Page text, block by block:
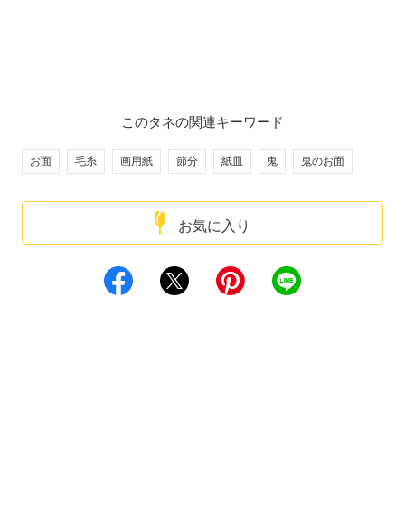
お気に入り
このタネの関連キーワード
お面 毛糸 画用紙 節分 紙皿 鬼 鬼のお面